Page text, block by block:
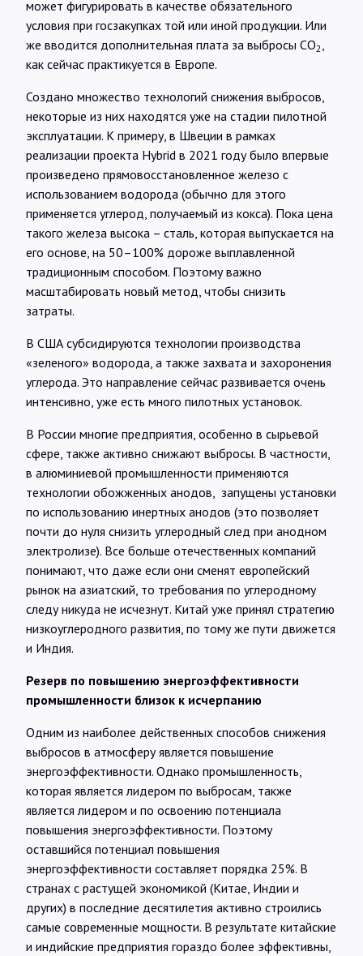
может фигурировать в качестве обязательного
условия при госзакупках той или иной продукции. Или
же вводится дополнительная плата за выбросы CО2,
как сейчас практикуется в Европе.
Создано множество технологий снижения выбросов,
некоторые из них находятся уже на стадии пилотной
эксплуатации. К примеру, в Швеции в рамках
реализации проекта Hybrid в 2021 году было впервые
произведено прямовосстановленное железо с
использованием водорода (обычно для этого
применяется углерод, получаемый из кокса). Пока цена
такого железа высока – сталь, которая выпускается на
его основе, на 50–100% дороже выплавленной
традиционным способом. Поэтому важно
масштабировать новый метод, чтобы снизить
затраты.
В США субсидируются технологии производства
«зеленого» водорода, а также захвата и захоронения
углерода. Это направление сейчас развивается очень
интенсивно, уже есть много пилотных установок.
В России многие предприятия, особенно в сырьевой
сфере, также активно снижают выбросы. В частности,
в алюминиевой промышленности применяются
технологии обожженных анодов, запущены установки
по использованию инертных анодов (это позволяет
почти до нуля снизить углеродный след при анодном
электролизе). Все больше отечественных компаний
понимают, что даже если они сменят европейский
рынок на азиатский, то требования по углеродному
следу никуда не исчезнут. Китай уже принял стратегию
низкоуглеродного развития, по тому же пути движется
и Индия.
Резерв по повышению энергоэффективности
промышленности близок к исчерпанию
Одним из наиболее действенных способов снижения
выбросов в атмосферу является повышение
энергоэффективности. Однако промышленность,
которая является лидером по выбросам, также
является лидером и по освоению потенциала
повышения энергоэффективности. Поэтому
оставшийся потенциал повышения
энергоэффективности составляет порядка 25%. В
странах с растущей экономикой (Китае, Индии и
других) в последние десятилетия активно строились
самые современные мощности. В результате китайские
и индийские предприятия гораздо более эффективны,